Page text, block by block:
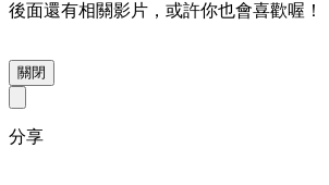
後面還有相關影片，或許你也會喜歡喔！
關閉
分享